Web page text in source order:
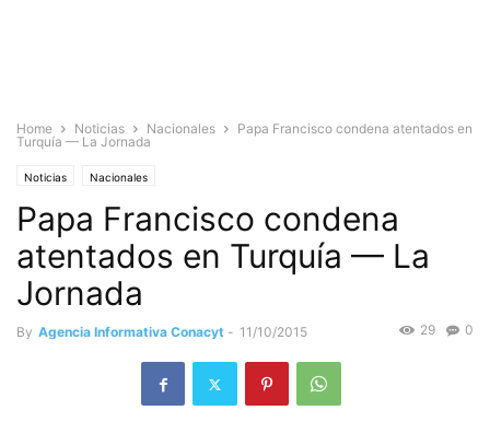
Home Noticias Nacionales
Papa Francisco condena atentados en
Turquía — La Jornada
Noticias Nacionales
Papa Francisco condena
atentados en Turquía — La
Jornada
By Agencia Informativa Conacyt - 11/10/2015 0
29